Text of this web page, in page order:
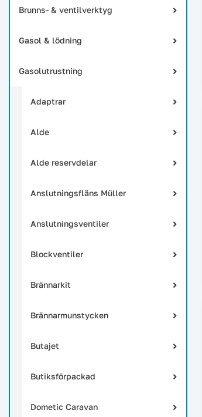
Brunns- & ventilverktyg
Gasol & lödning
Gasolutrustning
Adaptrar
Alde
Alde reservdelar
Anslutningsfläns Müller
Anslutningsventiler
Blockventiler
Brännarkit
Brännarmunstycken
Butajet
Butiksförpackad
Dometic Caravan